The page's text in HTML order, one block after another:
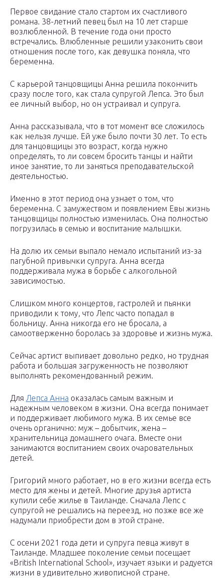
Первое свидание стало стартом их счастливого
романа. 38-летний певец был на 10 лет старше
возлюбленной. В течение года они просто
встречались. Влюбленные решили узаконить свои
отношения после того, как девушка поняла, что
беременна.
С карьерой танцовщицы Анна решила покончить
сразу после того, как стала супругой Лепса. Это был
ее личный выбор, но он устраивал и супруга.
Анна рассказывала, что в тот момент все сложилось
как нельзя лучше. Ей уже было почти 30 лет. То есть
для танцовщицы это возраст, когда нужно
определять, то ли совсем бросить танцы и найти
иное занятие, то ли заняться преподавательской
деятельностью.
Именно в этот период она узнает о том, что
беременна. С замужеством и появлением Евы жизнь
танцовщицы полностью изменилась. Она полностью
погрузилась в семью и воспитание малышки.
На долю их семьи выпало немало испытаний из-за
пагубной привычки супруга. Анна всегда
поддерживала мужа в борьбе с алкогольной
зависимостью.
Слишком много концертов, гастролей и пьянки
приводили к тому, что Лепс часто попадал в
больницу. Анна никогда его не бросала, а
самоотверженно боролась за здоровье и жизнь мужа.
Сейчас артист выпивает довольно редко, но трудная
работа и большая загруженность не позволяют
выполнять рекомендованный режим.
Для Лепса Анна оказалась самым важным и
надежным человеком в жизни. Она всегда понимает
и поддерживает любимого мужа. В их семье все
очень органично: муж – добытчик, жена –
хранительница домашнего очага. Вместе они
занимаются воспитанием своих очаровательных
детей.
Григорий много работает, но в его жизни всегда есть
место для жены и детей. Многие друзья артиста
купили себе жилье в Таиланде. Сначала Лепс с
супругой не решались на переезд, но позже все же
надумали приобрести дом в этой стране.
С осени 2021 года дети и супруга певца живут в
Таиланде. Младшее поколение семьи посещает
«British International School», изучает языки и радуется
жизни в удивительно живописной стране.